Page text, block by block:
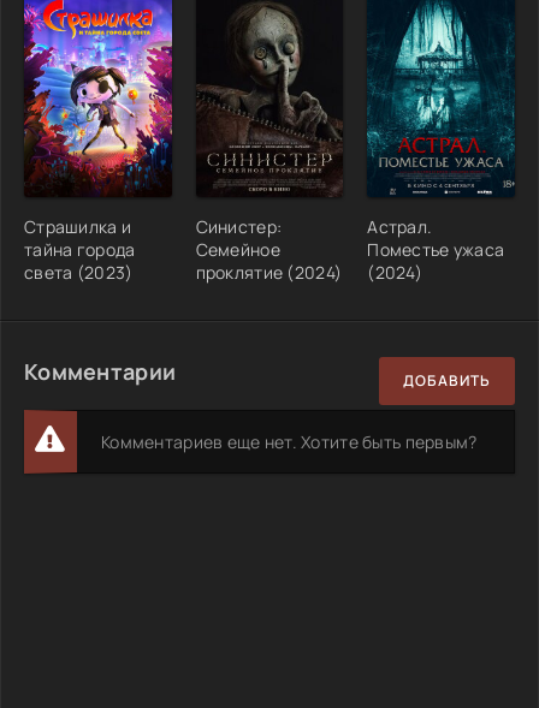
Страшилка и
тайна города
света (2023)
Синистер:
Семейное
проклятие (2024)
Астрал.
Поместье ужаса
(2024)
Комментарии ДОБАВИТЬ
Комментариев еще нет. Хотите быть первым?